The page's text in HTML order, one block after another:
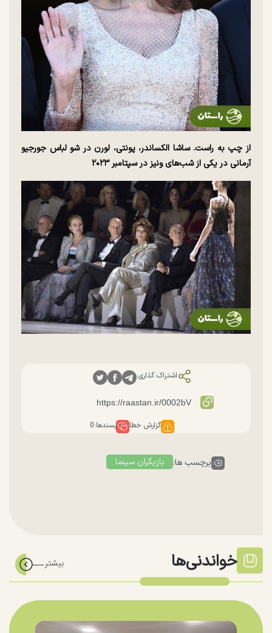
از چپ به راست. ساشا الکساندر، پونتی، لورن در شو لباس جورجیو
آرمانی در یکی از شب‌های ونیز در سپتامبر ۲۰۲۳
اشتراک گذاری:
گزارش خطا پسندها:0
برچسب ها: بازیگران سینما
خواندنی‌ها